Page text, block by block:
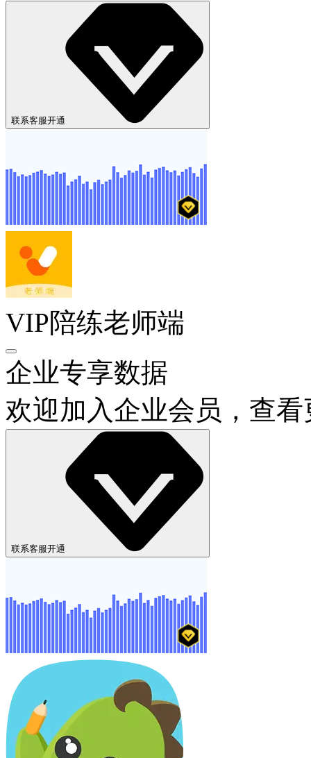
联系客服开通
VIP陪练老师端
企业专享数据
欢迎加入企业会员，查
联系客服开通